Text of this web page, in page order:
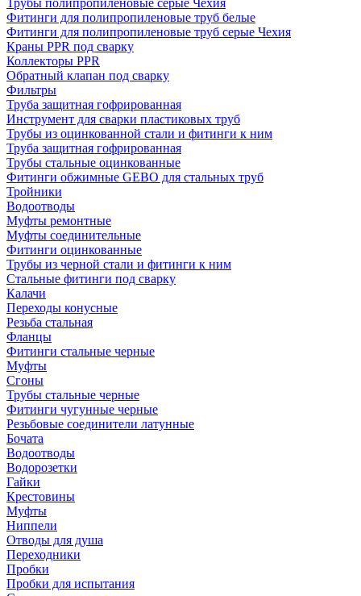
Фитинги для полипропиленовые труб белые
Фитинги для полипропиленовые труб серые Чехия
Краны PPR под сварку
Коллекторы PPR
Обратный клапан под сварку
Фильтры
Труба защитная гофрированная
Инструмент для сварки пластиковых труб
Трубы из оцинкованной стали и фитинги к ним
Труба защитная гофрированная
Трубы стальные оцинкованные
Фитинги обжимные GEBO для стальных труб
Тройники
Водоотводы
Муфты ремонтные
Муфты соединительные
Фитинги оцинкованные
Трубы из черной стали и фитинги к ним
Стальные фитинги под сварку
Калачи
Переходы конусные
Резьба стальная
Фланцы
Фитинги стальные черные
Муфты
Сгоны
Трубы стальные черные
Фитинги чугунные черные
Резьбовые соединители латунные
Бочата
Водоотводы
Водорозетки
Гайки
Крестовины
Муфты
Ниппели
Отводы для душа
Переходники
Пробки
Пробки для испытания